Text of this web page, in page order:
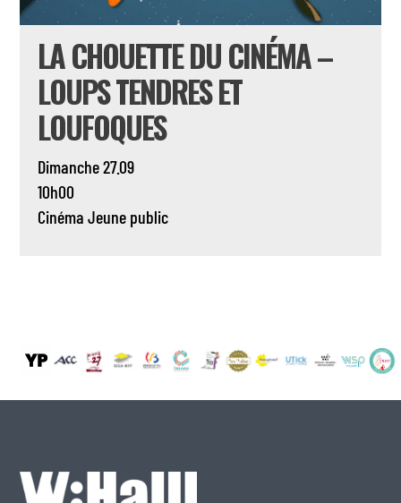
LA CHOUETTE DU CINÉMA –
LOUPS TENDRES ET
LOUFOQUES
Dimanche 27.09
10h00
Cinéma Jeune public